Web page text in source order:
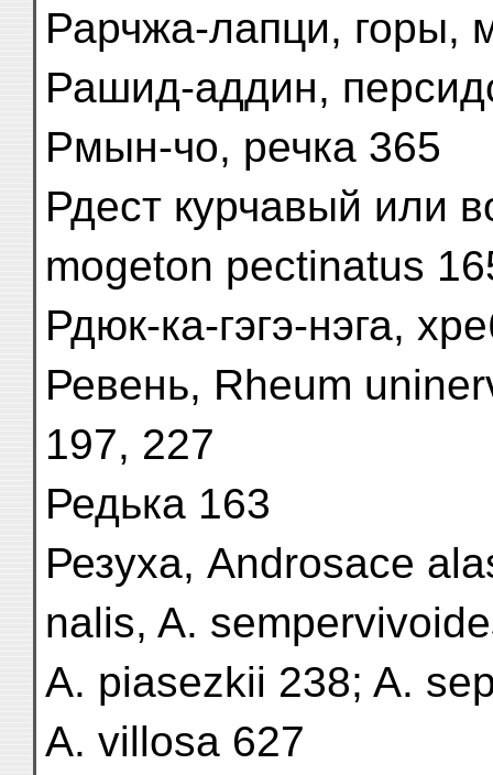
Рарчжа-лапци, горы,
Рашид-аддин,
Рмын-чо, речка 365
Рдест курчавый или
mogeton pectinatus
Рдюк-ка-гэгэ-нэга,
Ревень, Rheum
197, 227
Редька 163
Резуха, Androsace
nalis, A.
A. piasezkii 238; A.
A. villosa 627